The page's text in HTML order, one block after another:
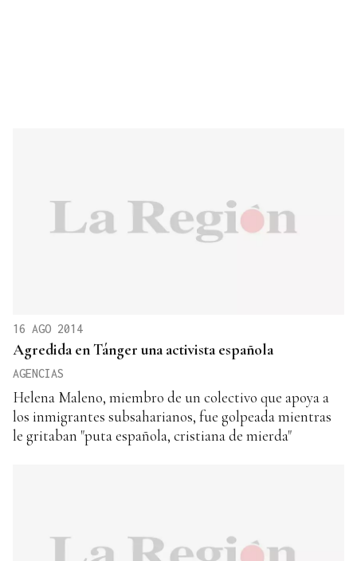
16 AGO 2014
Agredida en Tánger una activista española
AGENCIAS
Helena Maleno, miembro de un colectivo que apoya a
los inmigrantes subsaharianos, fue golpeada mientras
le gritaban "puta española, cristiana de mierda"